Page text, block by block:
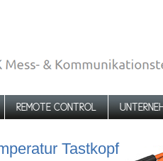
REMOTE CONTROL
Tastkopf